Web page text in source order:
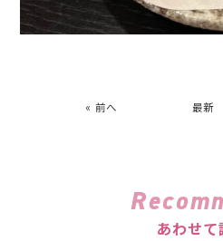
« 前へ 最新
あわせて